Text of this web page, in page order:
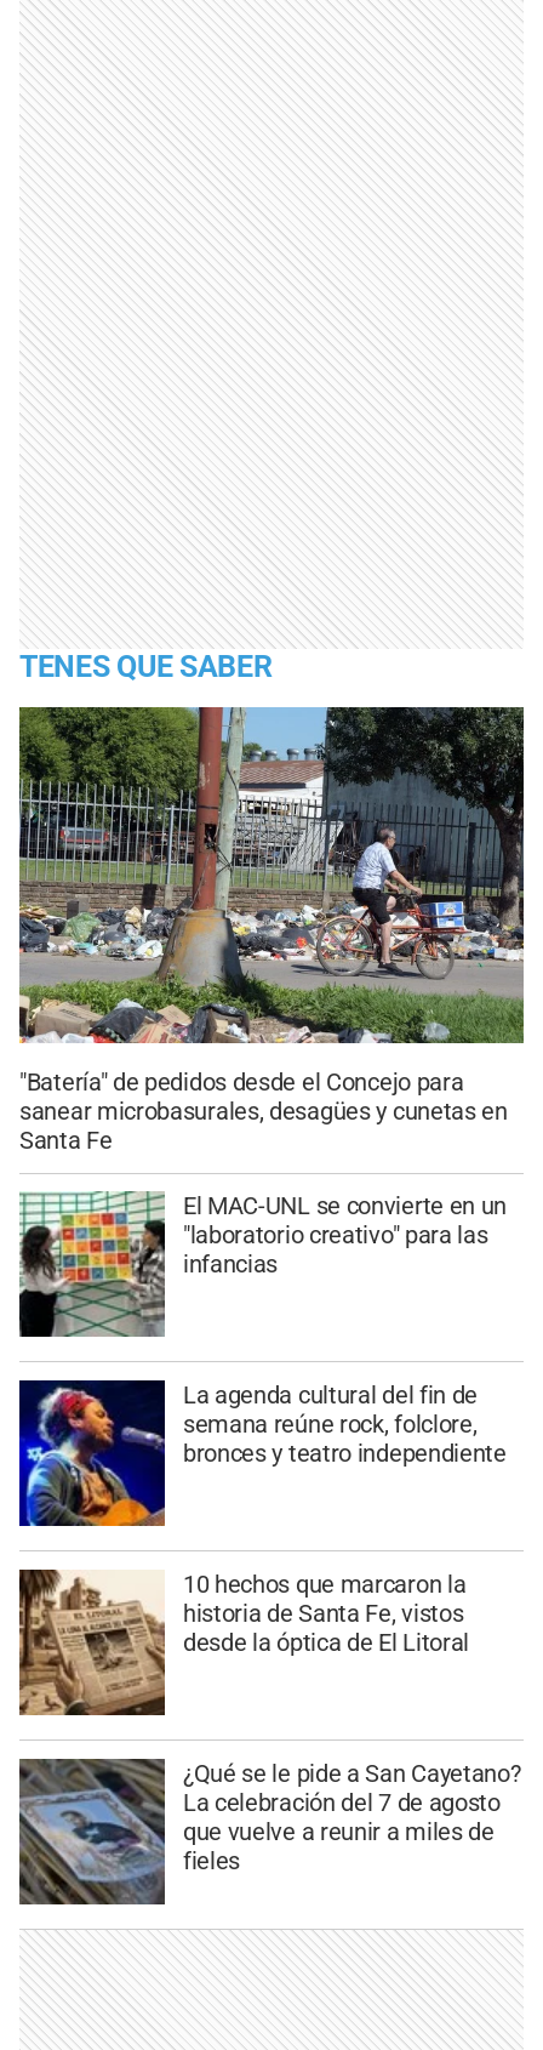
TENES QUE SABER
"Batería" de pedidos desde el Concejo para
sanear microbasurales, desagües y cunetas en
Santa Fe
El MAC-UNL se convierte en un
"laboratorio creativo" para las
infancias
La agenda cultural del fin de
semana reúne rock, folclore,
bronces y teatro independiente
10 hechos que marcaron la
historia de Santa Fe, vistos
desde la óptica de El Litoral
¿Qué se le pide a San Cayetano?
La celebración del 7 de agosto
que vuelve a reunir a miles de
fieles